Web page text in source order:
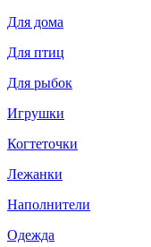
Для дома
Для птиц
Для рыбок
Игрушки
Когтеточки
Лежанки
Наполнители
Одежда